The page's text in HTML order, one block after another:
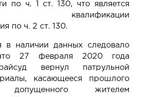
по ч. 1 ст. 130, что является
квалификации
по ч. 2 ст. 130.
в наличии данных следовало
27 февраля 2020 года
вернул патрульной
касающееся прошлого
допущенного жителем